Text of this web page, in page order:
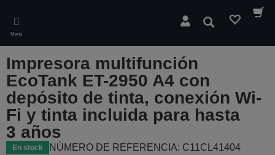
main
content
Menú
Buscar
Impresora multifunción
EcoTank ET-2950 A4 con
depósito de tinta, conexión Wi-
Fi y tinta incluida para hasta
3 años
En stock NÚMERO DE REFERENCIA: C11CL41404